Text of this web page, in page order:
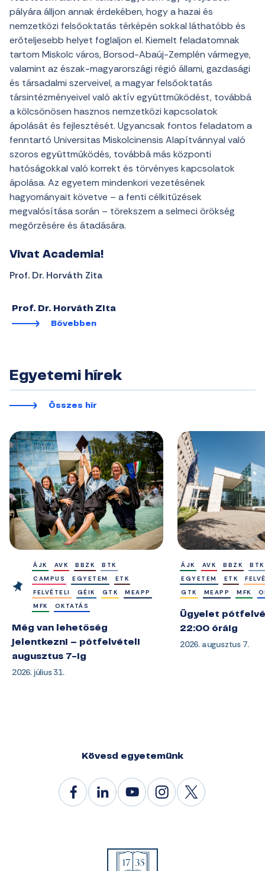
pályára álljon annak érdekében, hogy a hazai és
nemzetközi felsőoktatás térképén sokkal láthatóbb és
erőteljesebb helyet foglaljon el. Kiemelt feladatomnak
tartom Miskolc város, Borsod-Abaúj-Zemplén vármegye,
valamint az észak-magyarországi régió állami, gazdasági
és társadalmi szerveivel, a magyar felsőoktatás
társintézményeivel való aktív együttműködést, továbbá
a kölcsönösen hasznos nemzetközi kapcsolatok
ápolását és fejlesztését. Ugyancsak fontos feladatom a
fenntartó Universitas Miskolcinensis Alapítvánnyal való
szoros együttműködés, továbbá más központi
hatóságokkal való korrekt és törvényes kapcsolatok
ápolása. Az egyetem mindenkori vezetésének
hagyományait követve – a fenti célkitűzések
megvalósítása során – törekszem a selmeci örökség
megőrzésére és átadására.
Vivat Academia!
Prof. Dr. Horváth Zita
Prof. Dr. Horváth Zita
Bővebben
Egyetemi hírek
Összes hír
ÁJK AVK BBZK
BTK
CAMPUS
EGYETEM
ETK
FELVÉTELI
GÉIK GTK
MEAPP
MFK
OKTATÁS
Még van lehetőség
jelentkezni – pótfelvételi
augusztus 7-ig
2026. július 31.
ÁJK AVK BBZK
BTK
EGYETEM
ETK
GTK
MEAPP MFK
Ügyelet
22:00 óráig
2026. augusztus 7.
Kövesd egyetemünk